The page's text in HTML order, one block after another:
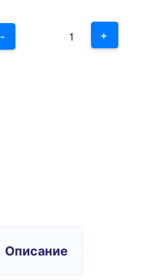
-
1
+
Описание